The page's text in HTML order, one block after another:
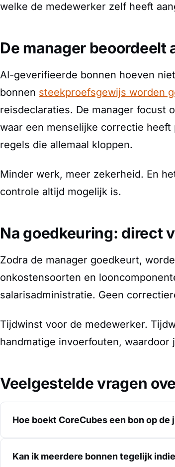
welke de medewerker zelf heeft
De manager beoordeelt
AI-geverifieerde bonnen hoeven
bonnen steekproefsgewijs worden
reisdeclaraties. De manager focust
waar een menselijke correctie
regels die allemaal kloppen.
Minder werk, meer zekerheid. En
controle altijd mogelijk is.
Na goedkeuring: direct
Zodra de manager goedkeurt,
onkostensoorten en
salarisadministratie. Geen
Tijdwinst voor de medewerker.
handmatige invoerfouten,
Veelgestelde vragen
Hoe boekt CoreCubes een bon op
Kan ik meerdere bonnen tegelijk